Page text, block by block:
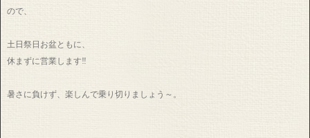
ので、
土日祭日お盆ともに、
休まずに営業します‼
暑さに負けず、楽しんで乗り切りましょう～。